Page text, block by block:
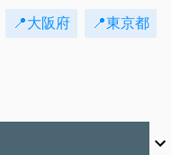
📍大阪府 📍東京都